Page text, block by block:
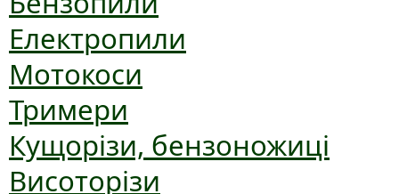
Електропили
Мотокоси
Тримери
Кущорізи, бензоножиці
Висоторізи